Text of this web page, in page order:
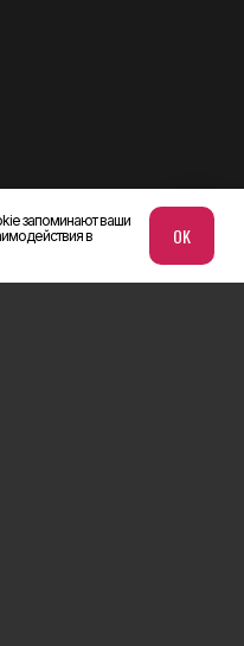
запоминают ваши
в
OK